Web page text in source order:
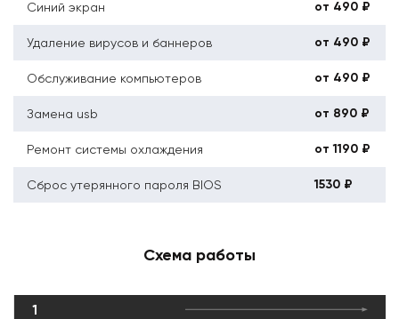
Синий экран от 490 ₽
Удаление вирусов и баннеров от 490 ₽
Обслуживание компьютеров от 490 ₽
Замена usb от 890 ₽
Ремонт системы охлаждения от 1190 ₽
Сброс утерянного пароля BIOS 1530 ₽
Схема работы
1